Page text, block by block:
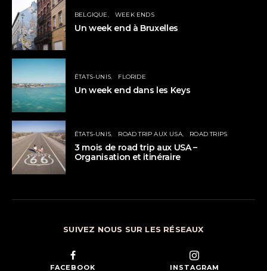
BELGIQUE WEEK ENDS
Un week end à Bruxelles
ÉTATS-UNIS FLORIDE
Un week end dans les Keys
ÉTATS-UNIS ROAD TRIP AUX USA ROAD TRIPS
3 mois de road trip aux USA –
Organisation et itinéraire
SUIVEZ NOUS SUR LES RÉSEAUX
FACEBOOK INSTAGRAM